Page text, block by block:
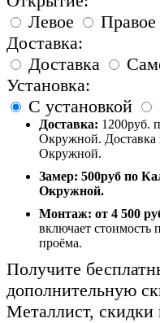
Левое
Правое
Доставка:
Доставка
Установка:
С установкой
Доставка: 1200руб.
Окружной. Доставка
Окружной.
Замер: 500руб по
Окружной.
Монтаж: от 4 500
включает
проёма.
Получите
дополнительную
Металлист,